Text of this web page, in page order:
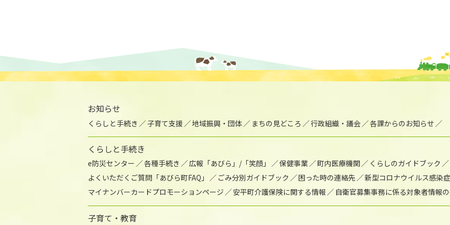
お知らせ
くらしと手続き 子育て支援 地域振興・団体 まちの見どころ 行政組織・議会 各課からのお知らせ
くらしと手続き
e防災センター 各種手続き 広報「あびら」/「笑顔」 保健事業 町内医療機関 くらしのガイドブック
よくいただくご質問「あびら町FAQ」
ごみ分別ガイドブック 困った時の連絡先
新型コロナウイルス感染
マイナンバーカードプロモーションページ
安平町介護保険に関する情報 自衛官募集事務に係る対象者情報
子育て・教育